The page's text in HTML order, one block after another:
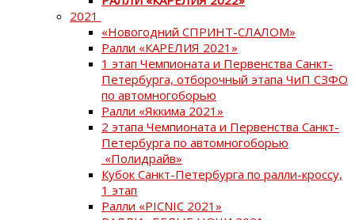
2021
«Новогодний СПРИНТ-СЛАЛОМ»
Ралли «КАРЕЛИЯ 2021»
1 этап Чемпионата и Первенства Санкт-
Петербурга, отборочный этапа ЧиП СЗФО
по автомногоборью
Ралли «Яккима 2021»
2 этапа Чемпионата и Первенства Санкт-
Петербурга по автомногоборью
«Полидрайв»
Кубок Санкт-Петербурга по ралли-кроссу,
1 этап
Ралли «PICNIC 2021»